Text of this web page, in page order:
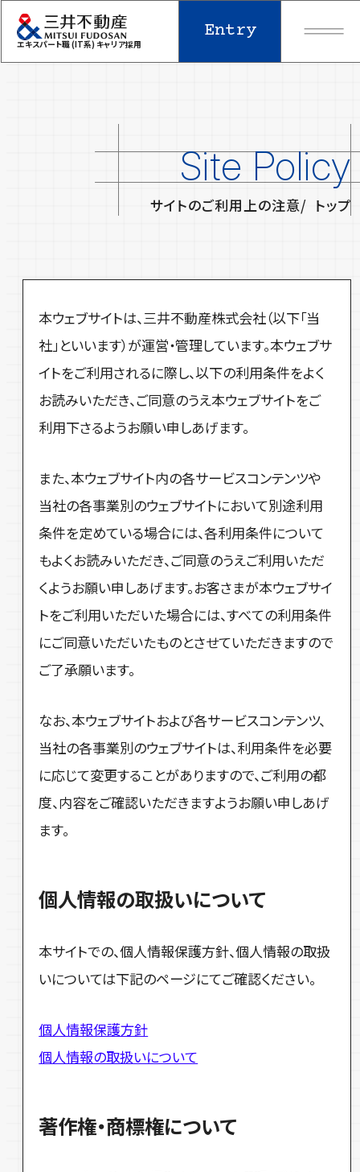
エキスパート職 (IT系) キャリア採用
Entry
Site Policy
トップ
サイトのご利用上の注意
本ウェブサイトは、三井不動産株式会社（以下「当
社」といいます）が運営・管理しています。本ウェブサ
イトをご利用されるに際し、以下の利用条件をよく
お読みいただき、ご同意のうえ本ウェブサイトをご
利用下さるようお願い申しあげます。
また、本ウェブサイト内の各サービスコンテンツや
当社の各事業別のウェブサイトにおいて別途利用
条件を定めている場合には、各利用条件について
もよくお読みいただき、ご同意のうえご利用いただ
くようお願い申しあげます。お客さまが本ウェブサイ
トをご利用いただいた場合には、すべての利用条件
にご同意いただいたものとさせていただきますので
ご了承願います。
なお、本ウェブサイトおよび各サービスコンテンツ、
当社の各事業別のウェブサイトは、利用条件を必要
に応じて変更することがありますので、ご利用の都
度、内容をご確認いただきますようお願い申しあげ
ます。
個人情報の取扱いについて
本サイトでの、個人情報保護方針、個人情報の取扱
いについては下記のページにてご確認ください。
個人情報保護方針
個人情報の取扱いについて
著作権・商標権について